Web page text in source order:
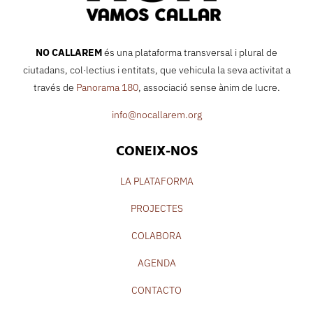
NO CALLAREMés una plataforma transversal i plural de
ciutadans, col·lectius i entitats, que vehicula la seva activitat a
través de Panorama 180, associació sense ànim de lucre.
info@nocallarem.org
CONEIX-NOS
LA PLATAFORMA
PROJECTES
COLABORA
AGENDA
CONTACTO